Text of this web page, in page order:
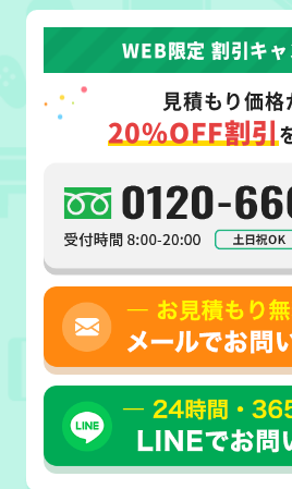
WEB限定 割引キ
見積もり価格
20%OFF割引